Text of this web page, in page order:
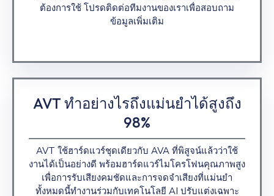
ต้องการใช้ โปรดติดต่อทีมงานของเราเพื่อสอบถาม
ข้อมูลเพิ่มเติม
AVT ทำอย่างไรถึงแม่นยำได้สูงถึง
98%
AVT ใช้ฮาร์ดแวร์ชุดเดียวกับ AVA ที่พิสูจน์แล้วว่าใช้
งานได้เป็นอย่างดี พร้อมฮาร์ดแวร์ไมโครโฟนคุณภาพสูง
เพื่อการรับเสียงคมชัดและการจดจำเสียงที่แม่นยำ
ทั้งหมดนี้ทำงานร่วมกับเทคโนโลยี AI ปรับแต่งเฉพาะ